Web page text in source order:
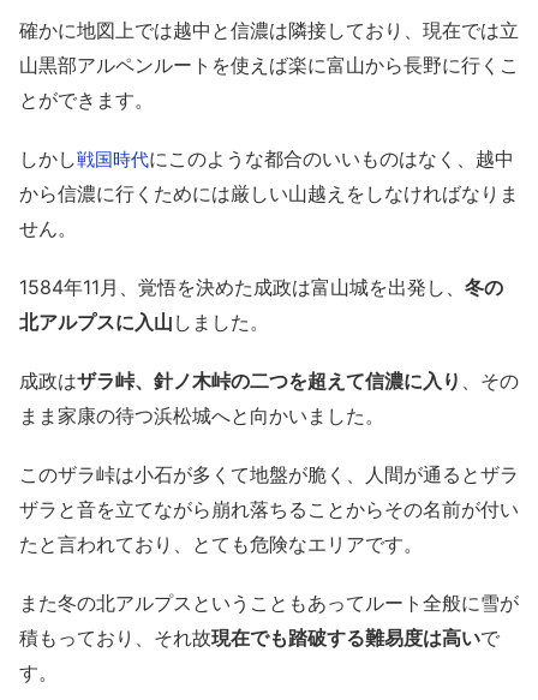
確かに地図上では越中と信濃は隣接しており、現在では立
山黒部アルペンルートを使えば楽に富山から長野に行くこ
とができます。
しかし戦国時代にこのような都合のいいものはなく、越中
から信濃に行くためには厳しい山越えをしなければなりま
せん。
1584年11月、覚悟を決めた成政は富山城を出発し、 冬の
北アルプスに入山 しました。
成政はザラ峠、針ノ木峠の二つを超えて信濃に入り 、その
まま家康の待つ浜松城へと向かいました。
このザラ峠は小石が多くて地盤が脆く、人間が通るとザラ
ザラと音を立てながら崩れ落ちることからその名前が付い
たと言われており、とても危険なエリアです。
また冬の北アルプスということもあってルート全般に雪が
積もっており、それ故現在でも踏破する難易度は高いで
す。